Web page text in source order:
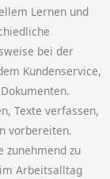
Lernen und
bei der
Kundenservice,
Texte verfassen,
vorbereiten.
zu
Arbeitsalltag